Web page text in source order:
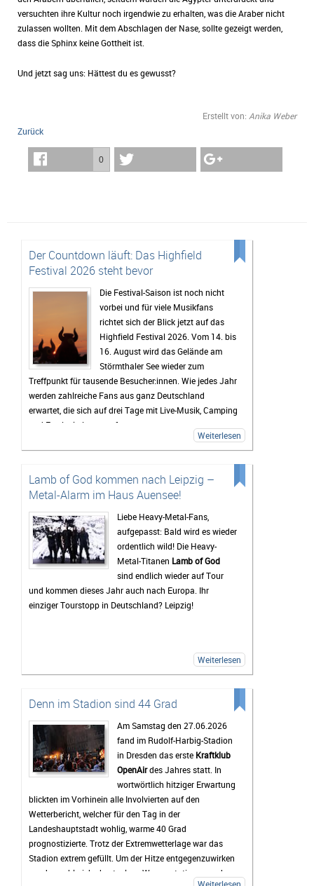
versuchten ihre Kultur noch irgendwie zu erhalten, was die Araber nicht
zulassen wollten. Mit dem Abschlagen der Nase, sollte gezeigt werden,
dass die Sphinx keine Gottheit ist.
Und jetzt sag uns: Hättest du es gewusst?
Erstellt von: Anika Weber
Zurück
0
Der Countdown läuft: Das Highfield
Festival 2026 steht bevor
Die Festival-Saison ist noch nicht
vorbei und für viele Musikfans
richtet sich der Blick jetzt auf das
Highfield Festival 2026. Vom 14. bis
16. August wird das Gelände am
Störmthaler See wieder zum
Treffpunkt für tausende Besucher:innen. Wie jedes Jahr
werden zahlreiche Fans aus ganz Deutschland
erwartet, die sich auf drei Tage mit Live-Musik, Camping
und Festivalstimmung freuen.
Das Highfield gehört seit Jahren zu den bekanntesten
Rock, Indie, Punk und Hip-Hop sorgt dafür, dass jedes
Jahr ein bunt gemischtes Publikum zusammenkommt.
Auch 2026 stehen wieder viele bekannte Künstler auf
dem Programm, die Besucher vor den Bühnen zum
Feiern bringen sollen. Gerade die Headliner werden mit
Spannung erwartet, doch oft sind es auch die kleineren
Bands.
Mindestens genauso wichtig wie die Konzerte ist für
viele Gäste das Leben auf dem Campingplatz. Dort
beginnt das Festivalgefühl oft schon lange, bevor die
zwischendurch eine Pause vom Trubel braucht, kann
zu mehr als nur einem Musikfestival.
Bis zum Festival dauert es zwar noch etwas, doch die
Vorfreude wächst mit jedem Tag. Viele Tickets sind
bereits verkauft und die Erwartungen an das
Wochenende sind entsprechend hoch. Wenn das
Wetter mitspielt und die Stimmung so gut wird wie in
den vergangenen Jahren, dürfte das Highfield Festival
2026 wieder zu den Höhepunkten des Festivalsommers
gehören.
Weiterlesen
Lamb of God kommen nach Leipzig –
Metal-Alarm im Haus Auensee!
Liebe Heavy-Metal-Fans,
aufgepasst: Bald wird es wieder
ordentlich wild! Die Heavy-
Metal-Titanen Lamb of God
sind endlich wieder auf Tour
und kommen dieses Jahr auch nach Europa. Ihr
einziger Tourstopp in Deutschland? Leipzig!
Weiterlesen
Denn im Stadion sind 44 Grad
Am Samstag den 27.06.2026
fand im Rudolf-Harbig-Stadion
in Dresden das erste Kraftklub
OpenAirdes Jahres statt. In
wortwörtlich hitziger Erwartung
blickten im Vorhinein alle Involvierten auf den
Wetterbericht, welcher für den Tag in der
Landeshauptstadt wohlig, warme 40 Grad
prognostizierte. Trotz der Extremwetterlage war das
Stadion extrem gefüllt. Um der Hitze entgegenzuwirken
wurden zahlreiche kostenlose Wasserstationen und -